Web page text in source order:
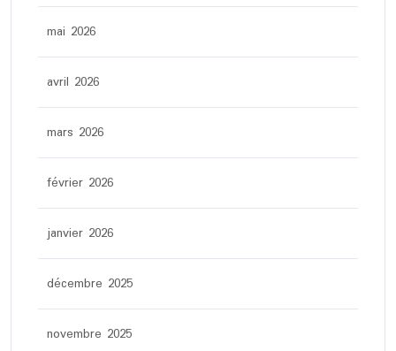
mai 2026
avril 2026
mars 2026
février 2026
janvier 2026
décembre 2025
novembre 2025